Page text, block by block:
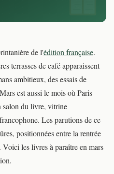
de l'édition française.
terrasses de café apparaissent
ambitieux, des essais de
est aussi le mois où Paris
salon du livre, vitrine
Les parutions de ce
positionnées entre la rentrée
les livres à paraître en mars